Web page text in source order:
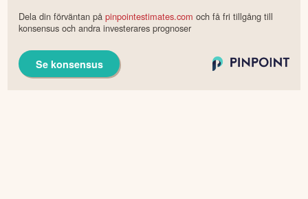
Dela din förväntan påpinpointestimates.com och få fri tillgång till
konsensus och andra investerares prognoser
Se konsensus